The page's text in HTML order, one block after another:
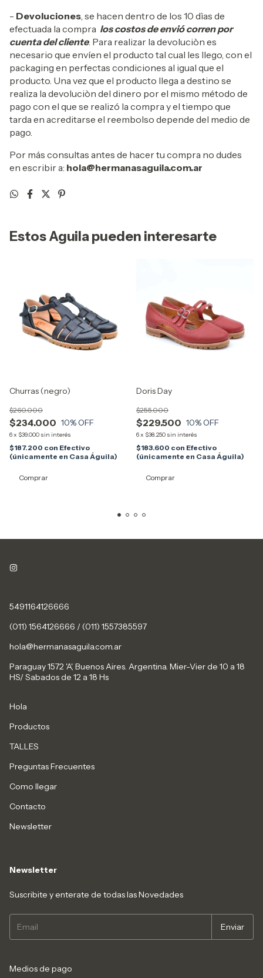
- Devoluciones, se hacen dentro de los 10 dìas de
efectuada la compra los costos de envió corren por
cuenta del cliente. Para realizar la devoluciòn es
necesario que envíen el producto tal cual les llego, con el
packaging en perfectas condiciones al igual que el
producto. Una vez que el producto llega a destino se
realiza la devoluciòn del dinero por el mismo método de
pago con el que se realizó la compra y el tiempo que
tarda en acreditarse el reembolso depende del medio de
pago.
Por más consultas antes de hacer tu compra no dudes
en escribir a: hola@hermanasaguila.com.ar
Estos Aguila pueden interesarte
Churras (negro)
$234.000
$260.000
10% OFF
6x $39.000 sin interés
$187.200 con Efectivo
(únicamente en Casa Águila)
Comprar
Doris Day
$229.500
$255.000
10% OFF
6x $38.250 sin interés
$183.600 con Efectivo
(únicamente en Casa Águila)
Comprar
5491164126666
(011) 1564126666 / (011) 1557385597
hola@hermanasaguila.com.ar
Paraguay 1572 'A', Buenos Aires. Argentina. Mier-Vier de 10 a 18
HS/ Sabados de 12 a 18 Hs
Hola
Productos
TALLES
Preguntas Frecuentes
Como llegar
Contacto
Newsletter
Newsletter
Suscribite y enterate de todas las Novedades
Medios de pago